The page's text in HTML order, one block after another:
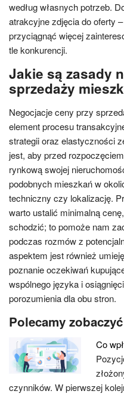
według własnych potrzeb.
atrakcyjne zdjęcia do oferty
przyciągnąć więcej
tle konkurencji.
Jakie są zasady
sprzedaży
Negocjacje ceny przy
element procesu
strategii oraz elastyczności
jest, aby przed
rynkową swojej
podobnych mieszkań w
techniczny czy lokalizację.
warto ustalić minimalną
schodzić; to pomoże nam
podczas rozmów z
aspektem jest również
poznanie oczekiwań
wspólnego języka i
porozumienia dla obu stron.
Polecamy zobaczyć
Co
czynników. W pierwszej